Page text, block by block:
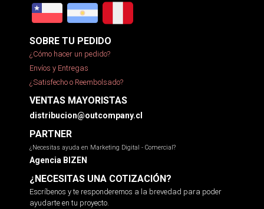
SOBRE TU PEDIDO
¿Cómo hacer un pedido?
Envíos y Entregas
¿Satisfecho o Reembolsado?
VENTAS MAYORISTAS
distribucion@outcompany.cl
PARTNER
¿Necesitas ayuda en Marketing Digital - Comercial?
Agencia BIZEN
¿NECESITAS UNA COTIZACIÓN?
Escríbenos y te responderemos a la brevedad para poder
ayudarte en tu proyecto.